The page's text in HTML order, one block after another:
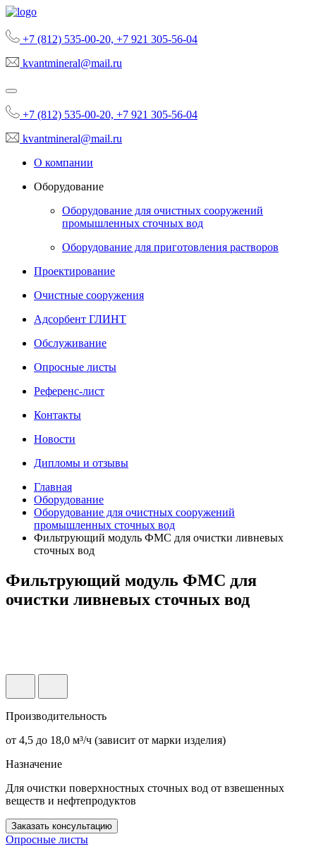
+7 (812) 535-00-20, +7 921 305-56-04
kvantmineral@mail.ru
+7 (812) 535-00-20, +7 921 305-56-04
kvantmineral@mail.ru
О компании
Оборудование
Оборудование для очистных сооружений
промышленных сточных вод
Оборудование для приготовления растворов
Проектирование
Очистные сооружения
Адсорбент ГЛИНТ
Обслуживание
Опросные листы
Референс-лист
Контакты
Новости
Дипломы и отзывы
Главная
Оборудование
Оборудование для очистных сооружений
промышленных сточных вод
Фильтрующий модуль ФМС для очистки ливневых
сточных вод
Фильтрующий модуль ФМС для
очистки ливневых сточных вод
Производительность
от 4,5 до 18,0 м³/ч (зависит от марки изделия)
Назначение
Для очистки поверхностных сточных вод от взвешенных
веществ и нефтепродуктов
Заказать консультацию
Опросные листы